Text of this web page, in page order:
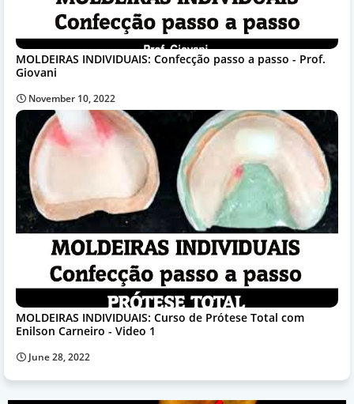
MOLDEIRAS INDIVIDUAIS: Confecção passo a passo - Prof.
Giovani
November 10, 2022
MOLDEIRAS INDIVIDUAIS: Curso de Prótese Total com
Enilson Carneiro - Video 1
June 28, 2022